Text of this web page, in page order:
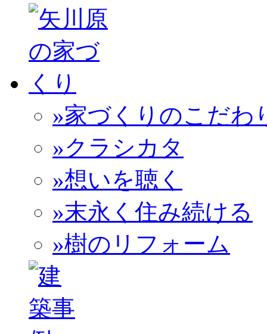
»家づくりのこだわ
»クラシカタ
»想いを聴く
»末永く住み続ける
»樹のリフォーム